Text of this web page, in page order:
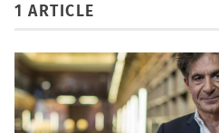
1 ARTICLE